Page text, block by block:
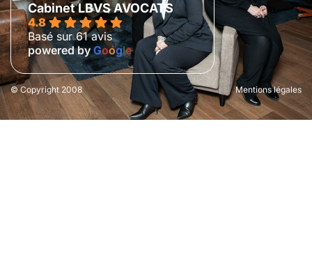
© Copyright 2008 Mentions légales
Cabinet LBVS AVOCATS
4.8
Basé sur 61 avis
powered byGoogle